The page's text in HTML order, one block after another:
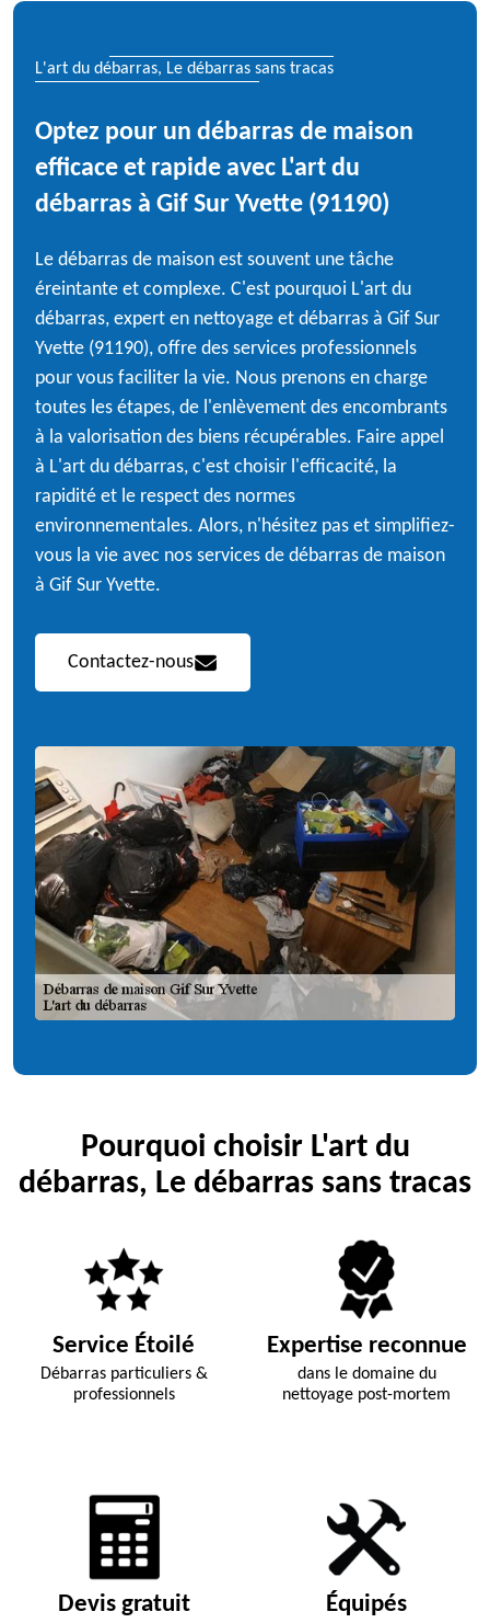
L'art du débarras, Le débarras sans tracas
Optez pour un débarras de maison
efficace et rapide avec L'art du
débarras à Gif Sur Yvette (91190)
Le débarras de maison est souvent une tâche
éreintante et complexe. C'est pourquoi L'art du
débarras, expert en nettoyage et débarras à Gif Sur
Yvette (91190), offre des services professionnels
pour vous faciliter la vie. Nous prenons en charge
toutes les étapes, de l'enlèvement des encombrants
à la valorisation des biens récupérables. Faire appel
à L'art du débarras, c'est choisir l'efficacité, la
rapidité et le respect des normes
environnementales. Alors, n'hésitez pas et simplifiez-
vous la vie avec nos services de débarras de maison
à Gif Sur Yvette.
Contactez-nous
Pourquoi choisir L'art du
débarras, Le débarras sans tracas
Service Étoilé
Débarras particuliers &
professionnels
Expertise reconnue
dans le domaine du
nettoyage post-mortem
Devis gratuit Équipés